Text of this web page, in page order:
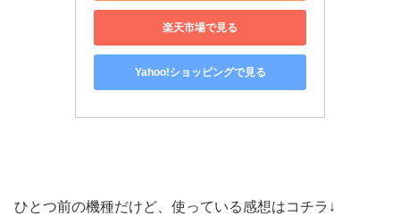
楽天市場で見る
Yahoo!ショッピングで見る
ひとつ前の機種だけど、使っている感想はコチラ↓